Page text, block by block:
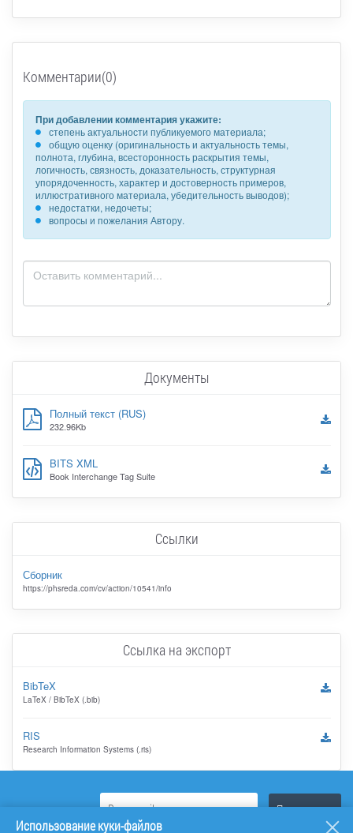
Комментарии(0)
При добавлении комментария укажите:
степень актуальности публикуемого материала;
общую оценку (оригинальность и актуальность темы,
полнота, глубина, всесторонность раскрытия темы,
логичность, связность, доказательность, структурная
упорядоченность, характер и достоверность примеров,
иллюстративного материала, убедительность выводов);
недостатки, недочеты;
вопросы и пожелания Автору.
Документы
Полный текст (RUS)
232.96Kb
BITS XML
Book Interchange Tag Suite
Ссылки
Сборник
https://phsreda.com/cv/action/10541/info
Ссылка на экспорт
BibTeX
LaTeX / BibTeX (.bib)
RIS
Research Information Systems (.ris)
Использование куки-файлов